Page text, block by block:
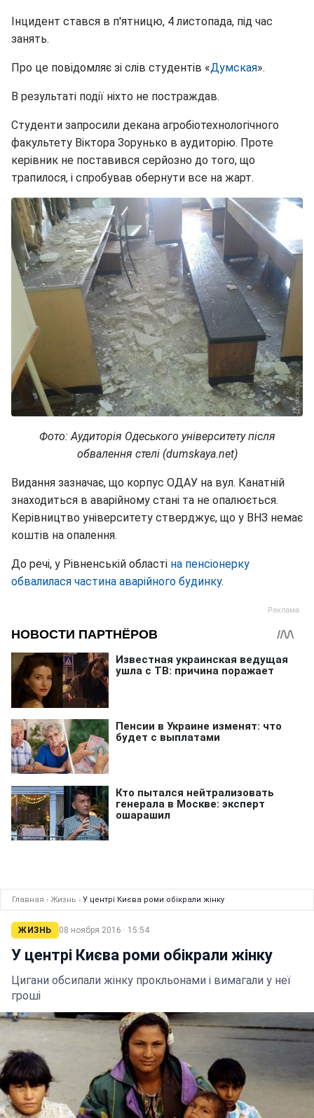
Інцидент стався в п'ятницю, 4 листопада, під час
занять.
Про це повідомляє зі слів студентів «Думская».
В результаті події ніхто не постраждав.
Студенти запросили декана агробіотехнологічного
факультету Віктора Зорунько в аудиторію. Проте
керівник не поставився серйозно до того, що
трапилося, і спробував обернути все на жарт.
Фото: Аудиторія Одеського університету після
обвалення стелі (dumskaya.net)
Видання зазначає, що корпус ОДАУ на вул. Канатній
знаходиться в аварійному стані та не опалюється.
Керівництво університету стверджує, що у ВНЗ немає
коштів на опалення.
До речі, у Рівненській області на пенсіонерку
обвалилася частина аварійного будинку.
Главная › Жизнь › У центрі Києва роми обікрали жінку
ЖИЗНЬ 08 ноября 2016 · 15:54
У центрі Києва роми обікрали жінку
Цигани обсипали жінку прокльонами і вимагали у неї
гроші